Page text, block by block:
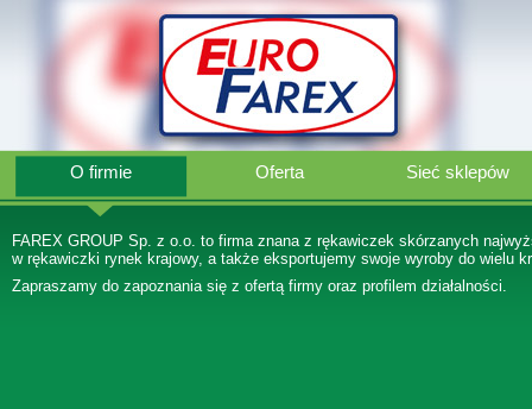
O firmie Oferta Sieć sklepów
FAREX GROUP Sp. z o.o. to firma znana z rękawiczek skórzanych
w rękawiczki rynek krajowy, a także eksportujemy swoje wyroby do wielu
Zapraszamy do zapoznania się z ofertą firmy oraz profilem działalności.